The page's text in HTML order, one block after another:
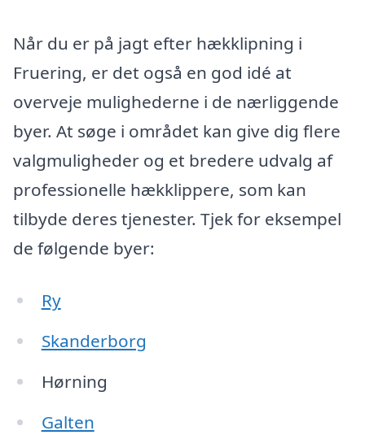
Når du er på jagt efter hækklipning i
Fruering, er det også en god idé at
overveje mulighederne i de nærliggende
byer. At søge i området kan give dig flere
valgmuligheder og et bredere udvalg af
professionelle hækklippere, som kan
tilbyde deres tjenester. Tjek for eksempel
de følgende byer:
Ry
Skanderborg
Hørning
Galten